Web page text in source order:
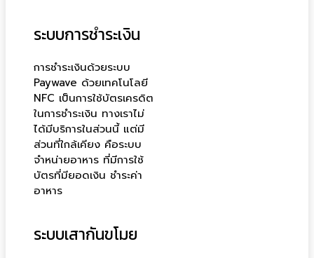
ระบบการชำระเงิน
การชำระเงินด้วยระบบ
Paywave ด้วยเทคโนโลยี
NFC เป็นการใช้บัตรเครดิต
ในการชำระเงิน ทางเราไม่
ได้มีบริการในส่วนนี้ แต่มี
ส่วนที่ใกล้เคียง คือระบบ
จำหน่ายอาหาร ที่มีการใช้
บัตรที่มียอดเงิน ชำระค่า
อาหาร
ระบบเสากันขโมย